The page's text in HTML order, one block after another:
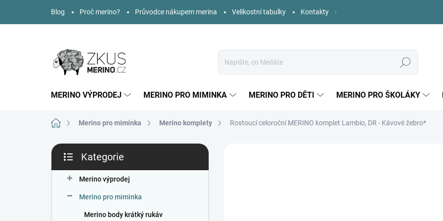
obsah
Blog Proč merino? Průvodce nákupem merina Velikostní tabulky Kontakty
Hledat
MERINO VÝPRODEJ MERINO PRO MIMINKA MERINO PRO DĚTI MERINO PRO ŠKOLÁKY
Domů Merino pro miminka Merino komplety Rostoucí celoroční MERINO komplet Lambio, DR - Kávové žebro*
P
s
kategorie
Kategorie
Merino výprodej
Merino pro miminka
Merino body krátký rukáv